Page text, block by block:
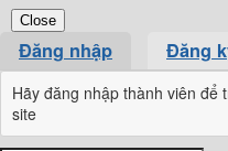
Close
Đăng nhập Đăng
Hãy đăng nhập thành viên để
site